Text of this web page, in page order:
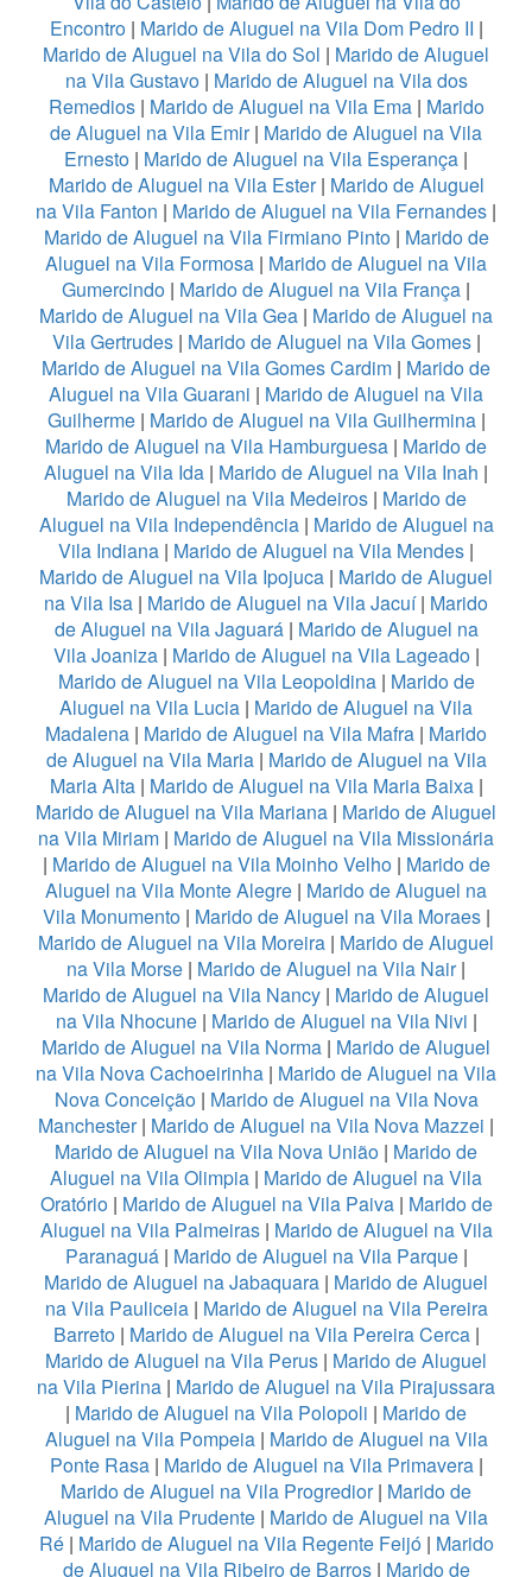
Encontro| Marido de Aluguel na Vila Dom Pedro II |
Marido de Aluguel na Vila do Sol | Marido de Aluguel
na Vila Gustavo| Marido de Aluguel na Vila dos
Remedios| Marido de Aluguel na Vila Ema| Marido
de Aluguel na Vila Emir| Marido de Aluguel na Vila
Ernesto | Marido de Aluguel na Vila Esperança |
Marido de Aluguel na Vila Ester| Marido de Aluguel
na Vila Fanton | Marido de Aluguel na Vila Fernandes |
Marido de Aluguel na Vila Firmiano Pinto| Marido de
Aluguel na Vila Formosa | Marido de Aluguel na Vila
Gumercindo | Marido de Aluguel na Vila França |
Marido de Aluguel na Vila Gea | Marido de Aluguel na
Vila Gertrudes| Marido de Aluguel na Vila Gomes|
Marido de Aluguel na Vila Gomes Cardim | Marido de
Aluguel na Vila Guarani | Marido de Aluguel na Vila
Guilherme| Marido de Aluguel na Vila Guilhermina|
Marido de Aluguel na Vila Hamburguesa | Marido de
Aluguel na Vila Ida | Marido de Aluguel na Vila Inah |
Marido de Aluguel na Vila Medeiros| Marido de
Aluguel na Vila Independência| Marido de Aluguel na
Vila Indiana | Marido de Aluguel na Vila Mendes |
Marido de Aluguel na Vila Ipojuca | Marido de Aluguel
na Vila Isa | Marido de Aluguel na Vila Jacuí| Marido
de Aluguel na Vila Jaguará| Marido de Aluguel na
Vila Joaniza| Marido de Aluguel na Vila Lageado|
Marido de Aluguel na Vila Leopoldina| Marido de
Aluguel na Vila Lucia | Marido de Aluguel na Vila
Madalena | Marido de Aluguel na Vila Mafra | Marido
de Aluguel na Vila Maria| Marido de Aluguel na Vila
Maria Alta| Marido de Aluguel na Vila Maria Baixa|
Marido de Aluguel na Vila Mariana | Marido de Aluguel
na Vila Miriam | Marido de Aluguel na Vila Missionária
| Marido de Aluguel na Vila Moinho Velho| Marido de
Aluguel na Vila Monte Alegre | Marido de Aluguel na
Vila Monumento| Marido de Aluguel na Vila Moraes|
Marido de Aluguel na Vila Moreira | Marido de Aluguel
na Vila Morse | Marido de Aluguel na Vila Nair|
Marido de Aluguel na Vila Nancy | Marido de Aluguel
na Vila Nhocune| Marido de Aluguel na Vila Nivi |
Marido de Aluguel na Vila Norma | Marido de Aluguel
na Vila Nova Cachoeirinha | Marido de Aluguel na Vila
Nova Conceição| Marido de Aluguel na Vila Nova
Manchester| Marido de Aluguel na Vila Nova Mazzei |
Marido de Aluguel na Vila Nova União | Marido de
Aluguel na Vila Olimpia | Marido de Aluguel na Vila
Oratório| Marido de Aluguel na Vila Paiva| Marido de
Aluguel na Vila Palmeiras| Marido de Aluguel na Vila
Paranaguá| Marido de Aluguel na Vila Parque|
Marido de Aluguel na Jabaquara | Marido de Aluguel
na Vila Pauliceia| Marido de Aluguel na Vila Pereira
Barreto| Marido de Aluguel na Vila Pereira Cerca|
Marido de Aluguel na Vila Perus | Marido de Aluguel
na Vila Pierina | Marido de Aluguel na Vila Pirajussara
| Marido de Aluguel na Vila Polopoli | Marido de
Aluguel na Vila Pompeia| Marido de Aluguel na Vila
Ponte Rasa| Marido de Aluguel na Vila Primavera|
Marido de Aluguel na Vila Progredior| Marido de
Aluguel na Vila Prudente | Marido de Aluguel na Vila
Ré| Marido de Aluguel na Vila Regente Feijó| Marido
de Aluguel na Vila Ribeiro de Barros| Marido de